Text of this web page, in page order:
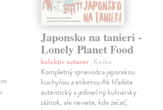
Japonsko na tanieri -
Lonely Planet Food
kolektív autorov| Kniha
Kompletný sprievodca japonskou
kuchyňou a etiketou Ak hľadáte
autentický a jedinečný kulinársky
zážitok, ale neviete, kde začať,